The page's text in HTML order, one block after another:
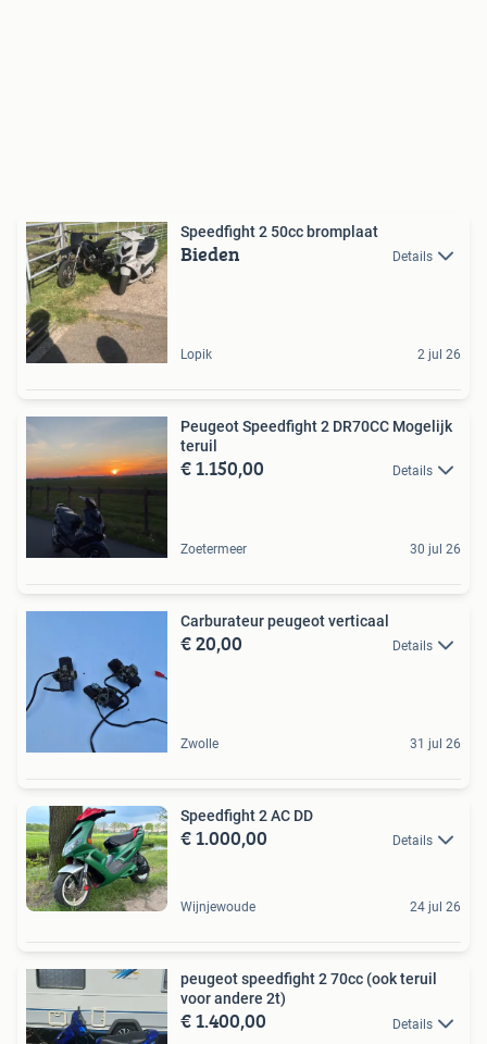
Speedfight 2 50cc bromplaat
Bieden Details
Lopik 2 jul 26
Peugeot Speedfight 2 DR70CC Mogelijk
teruil
€ 1.150,00 Details
Zoetermeer 30 jul 26
Carburateur peugeot verticaal
€ 20,00 Details
Zwolle 31 jul 26
Speedfight 2 AC DD
€ 1.000,00 Details
Wijnjewoude 24 jul 26
peugeot speedfight 2 70cc (ook teruil
voor andere 2t)
€ 1.400,00 Details